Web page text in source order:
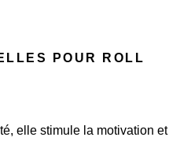
POUR ROLL
elle stimule la motivation et